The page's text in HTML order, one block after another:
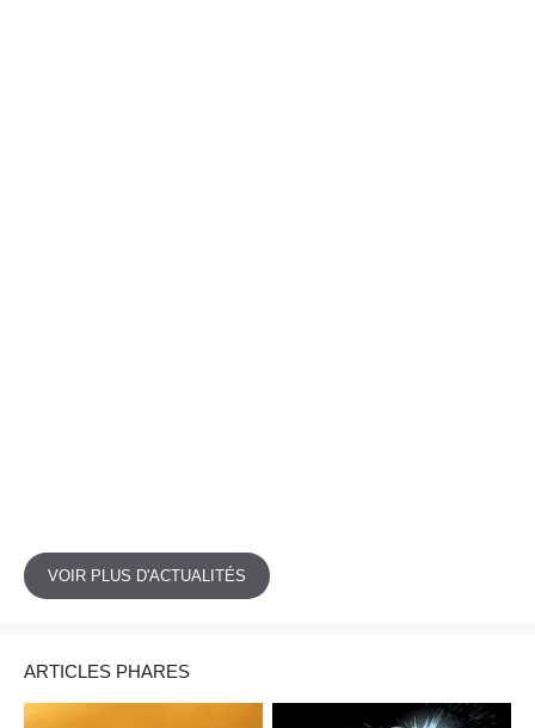
VOIR PLUS D'ACTUALITÉS
ARTICLES PHARES